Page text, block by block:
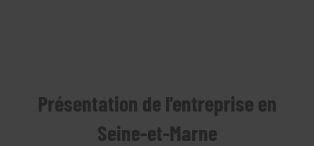
Présentation de l'entreprise en
Seine-et-Marne